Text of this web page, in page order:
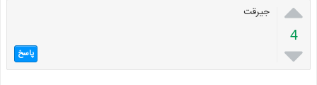

4

جیرقت‌
پاسخ